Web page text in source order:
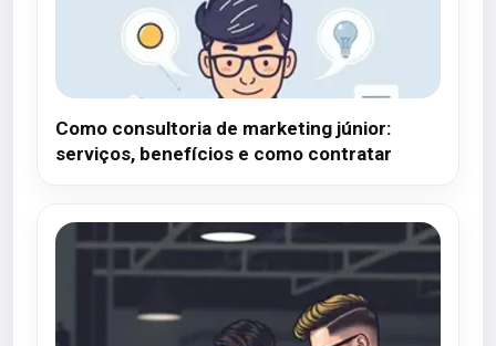
Como consultoria de marketing júnior:
serviços, benefícios e como contratar